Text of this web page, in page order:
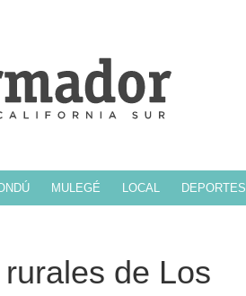
MULEGÉ LOCAL DEPORTES
de Los